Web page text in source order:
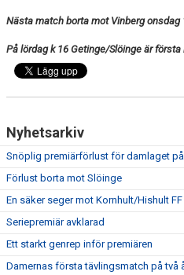
Nästa match borta mot Vinberg onsdag
På lördag k 16 Getinge/Slöinge är
Nyhetsarkiv
Snöplig premiärförlust för damlaget på
Förlust borta mot Slöinge
En säker seger mot Kornhult/Hishult FF
Seriepremiär avklarad
Ett starkt genrep inför premiären
Damernas första tävlingsmatch på två